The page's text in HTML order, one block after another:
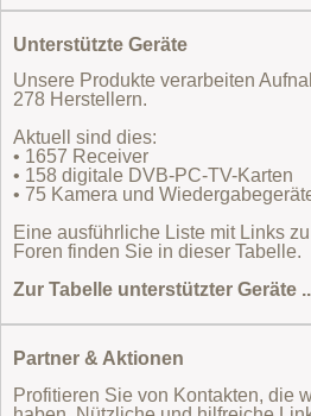
Unterstützte Geräte
Unsere Produkte verarbeiten
278 Herstellern.
Aktuell sind dies:
• 1657 Receiver
• 158 digitale DVB-PC-TV-Karten
• 75 Kamera und
Eine ausführliche Liste mit Links
Foren finden Sie in dieser Tabelle.
Zur Tabelle unterstützter Geräte
Partner & Aktionen
Profitieren Sie von Kontakten, die